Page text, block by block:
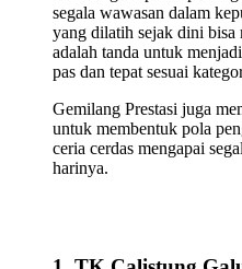
segala wawasan dalam
yang dilatih sejak dini bisa
adalah tanda untuk
pas dan tepat sesuai
Gemilang Prestasi juga
untuk membentuk pola
ceria cerdas mengapai
harinya.